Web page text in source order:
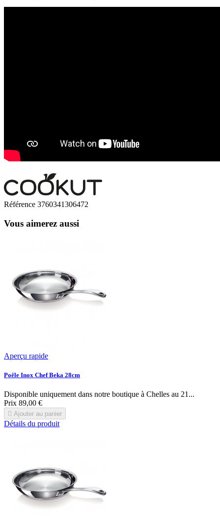
Référence 3760341306472
Vous aimerez aussi
Aperçu rapide
Poêle Inox Chef Beka 28cm
Disponible uniquement dans notre boutique à Chelles au 21...
Prix 89,00 €
 Ajouter au panier
Détails du produit